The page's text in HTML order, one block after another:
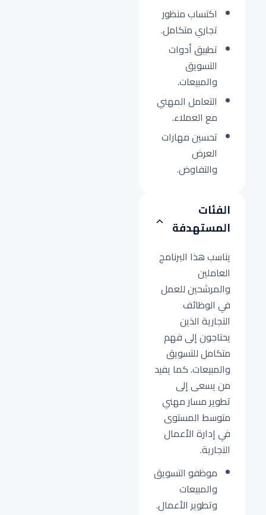
اكتساب منظور
تجاري متكامل.
تطبيق أدوات
التسويق
والمبيعات.
التعامل المهني
مع العملاء.
تحسين مهارات
العرض
والتفاوض.
الفئات
المستهدفة
يناسب هذا البرنامج
العاملين
والمرشحين للعمل
في الوظائف
التجارية الذين
يحتاجون إلى فهم
متكامل للتسويق
والمبيعات. كما يفيد
من يسعى إلى
تطوير مسار مهني
متوسط المستوى
في إدارة الأعمال
التجارية.
موظفو التسويق
والمبيعات
وتطوير الأعمال.